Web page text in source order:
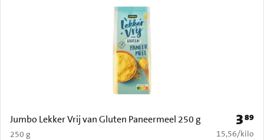
Jumbo Lekker Vrij van Gluten Paneermeel 250 g
250 g
Prijs:
389
€ 15,56 per
15,56/kilo